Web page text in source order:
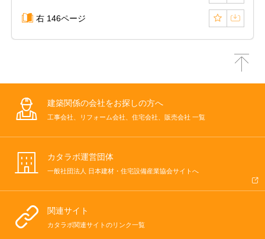
右 146ページ
建築関係の会社をお探しの方へ
工事会社、リフォーム会社、住宅会社、販売会社 一覧
カタラボ運営団体
一般社団法人 日本建材・住宅設備産業協会サイトへ
関連サイト
カタラボ関連サイトのリンク一覧